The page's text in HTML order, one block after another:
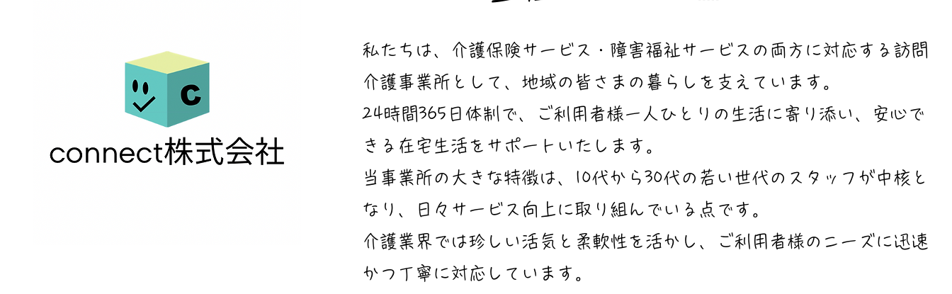
私たちは、介護保険サービス・障害福祉サービスの両方に対応する訪問
介護事業所として、地域の皆さまの暮らしを支えています。
24時間365日体制で、ご利用者様一人ひとりの生活に寄り添い、安心で
きる在宅生活をサポートいたします。
当事業所の大きな特徴は、10代から30代の若い世代のスタッフが中核と
なり、日々サービス向上に取り組んでいる点です。
介護業界では珍しい活気と柔軟性を活かし、ご利用者様のニーズに迅速
かつ丁寧に対応しています。